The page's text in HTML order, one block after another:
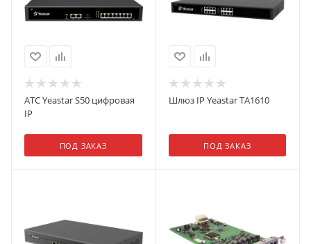
АТС Yeastar S50 цифровая
IP
ПОД ЗАКАЗ
Шлюз IP Yeastar TA1610
ПОД ЗАКАЗ